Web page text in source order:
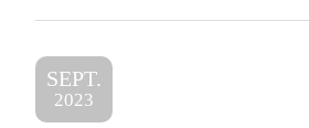
SEPT.
2023